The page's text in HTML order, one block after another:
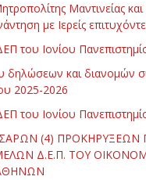
Μαντινείας
με Ιερείς
του Ιονίου
δηλώσεων και διανομών
2025-2026
του Ιονίου
(4) ΠΡΟΚΗΡΥΞΕΩΝ
Δ.Ε.Π. ΤΟΥ